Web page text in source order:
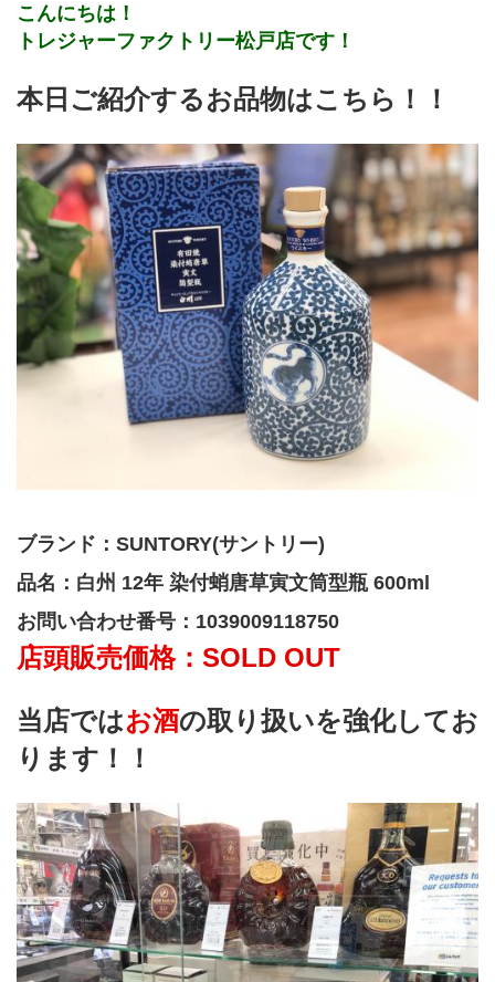
こんにちは！
トレジャーファクトリー松戸店です！
本日ご紹介するお品物はこちら！！
ブランド：SUNTORY(サントリー)
品名：白州 12年 染付蛸唐草寅文筒型瓶 600ml
お問い合わせ番号：1039009118750
店頭販売価格：SOLD OUT
当店ではお酒の取り扱いを強化してお
ります！！